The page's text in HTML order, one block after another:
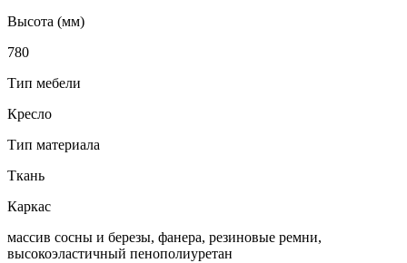
Высота (мм)
780
Тип мебели
Кресло
Тип материала
Ткань
Каркас
массив сосны и березы, фанера, резиновые ремни,
высокоэластичный пенополиуретан